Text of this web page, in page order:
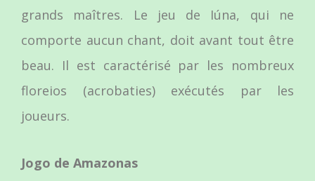
grands maîtres. Le jeu de Iúna, qui ne
comporte aucun chant, doit avant tout être
beau. Il est caractérisé par les nombreux
floreios (acrobaties) exécutés par les
joueurs.
Jogo de Amazonas